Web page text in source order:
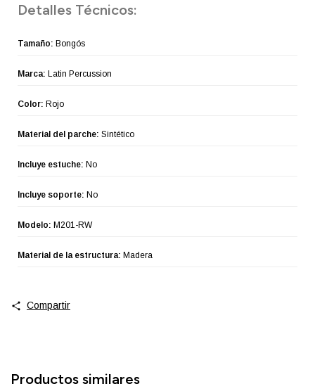
Detalles Técnicos:
Tamaño: Bongós
Marca: Latin Percussion
Color: Rojo
Material del parche: Sintético
Incluye estuche: No
Incluye soporte: No
Modelo: M201-RW
Material de la estructura: Madera
Compartir
Productos similares